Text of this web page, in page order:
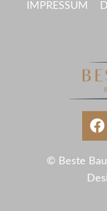
IMPRESSUM
© Beste Bau